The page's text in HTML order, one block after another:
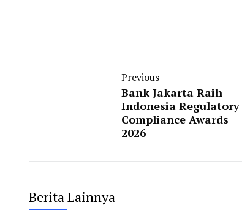
Previous
Bank Jakarta Raih
Indonesia Regulatory
Compliance Awards
2026
Berita Lainnya